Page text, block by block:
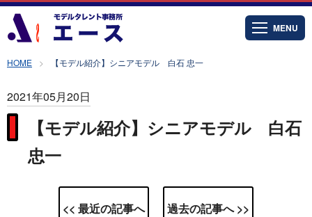
MENU
HOME 【モデル紹介】シニアモデル 白石 忠一
2021年05月20日
【モデル紹介】シニアモデル 白石
忠一
<< 最近の記事へ 過去の記事へ >>